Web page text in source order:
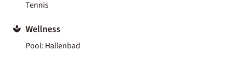
Tennis
Wellness
Pool: Hallenbad